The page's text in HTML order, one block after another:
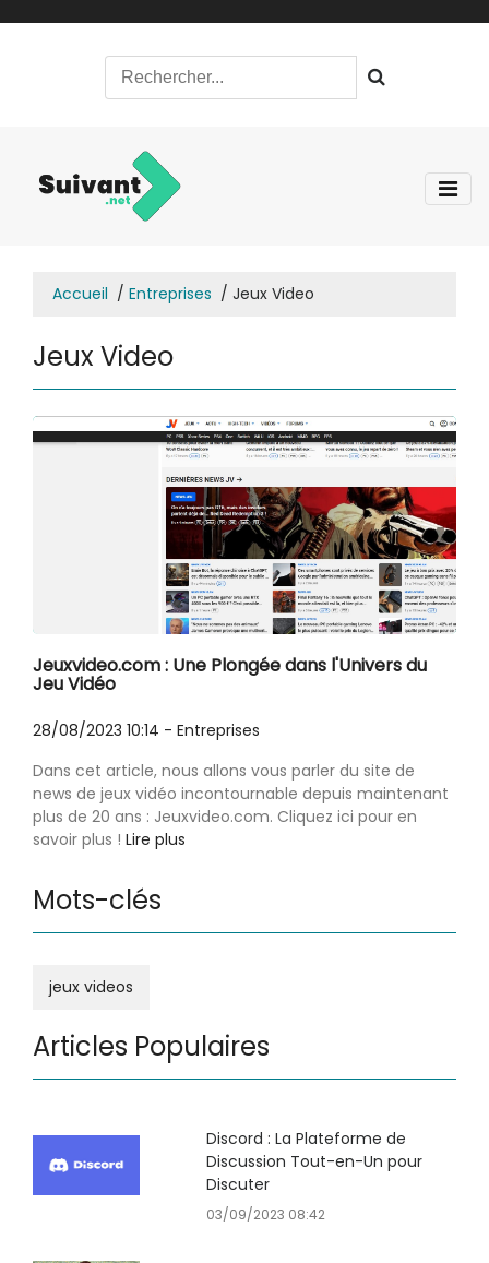
Accueil Entreprises Jeux Video
Jeux Video
Jeuxvideo.com : Une Plongée dans l'Univers du
Jeu Vidéo
28/08/2023 10:14 - Entreprises
Dans cet article, nous allons vous parler du site de
news de jeux vidéo incontournable depuis maintenant
plus de 20 ans : Jeuxvideo.com. Cliquez ici pour en
savoir plus ! Lire plus
Mots-clés
jeux videos
Articles Populaires
Discord : La Plateforme de
Discussion Tout-en-Un pour
Discuter
03/09/2023 08:42